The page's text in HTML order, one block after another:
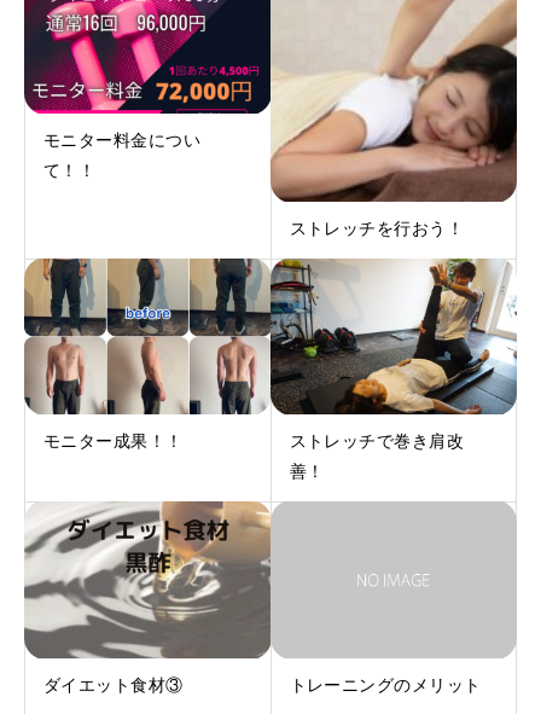
モニター料金につい
て！！
ストレッチを行おう！
モニター成果！！
ストレッチで巻き肩改
善！
ダイエット食材③ トレーニングのメリット